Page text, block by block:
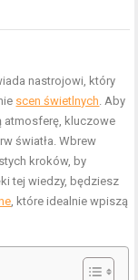
nastrojowi, który
scen świetlnych . Aby
atmosferę, kluczowe
światła. Wbrew
kroków, by
tej wiedzy, będziesz
, które idealnie wpiszą